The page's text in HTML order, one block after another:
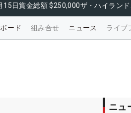
15日賞金総額 $250,000ザ・ハイラン
ード 組み合せ ニュース ライブ
ニュ